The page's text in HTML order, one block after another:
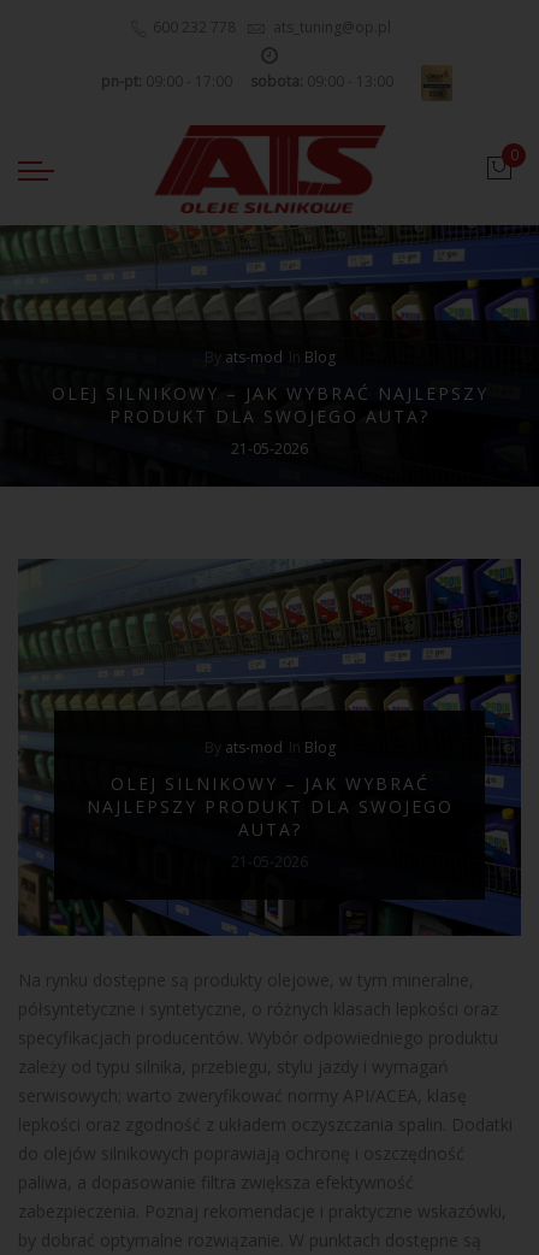
600 232 778 ats_tuning@op.pl
pn-pt: 09:00 - 17:00 sobota: 09:00 - 13:00
0
ats-mod Blog
OLEJ SILNIKOWY – JAK WYBRAĆ NAJLEPSZY
PRODUKT DLA SWOJEGO AUTA?
21-05-2026
By ats-mod In Blog
OLEJ SILNIKOWY – JAK WYBRAĆ
NAJLEPSZY PRODUKT DLA SWOJEGO
AUTA?
21-05-2026
Na rynku dostępne są produkty olejowe, w tym mineralne,
półsyntetyczne i syntetyczne, o różnych klasach lepkości oraz
specyfikacjach producentów. Wybór odpowiedniego produktu
zależy od typu silnika, przebiegu, stylu jazdy i wymagań
serwisowych; warto zweryfikować normy API/ACEA, klasę
lepkości oraz zgodność z układem oczyszczania spalin. Dodatki
do olejów silnikowych poprawiają ochronę i oszczędność
paliwa, a dopasowanie filtra zwiększa efektywność
zabezpieczenia. Poznaj rekomendacje i praktyczne wskazówki,
by dobrać optymalne rozwiązanie. W punktach dostępne są